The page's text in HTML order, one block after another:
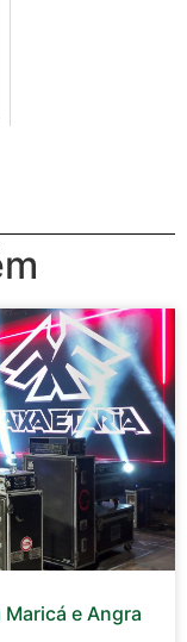
e Angra